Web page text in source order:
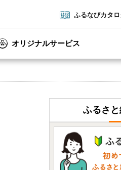
ふるなびカタ
オリジナルサービス
ふるさ